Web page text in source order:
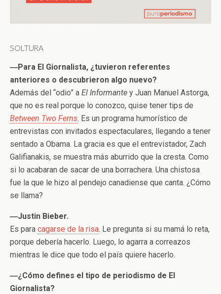
SOLTURA
―Para El Giornalista, ¿tuvieron referentes
anteriores o descubrieron algo nuevo?
Además del “odio” a El Informante y Juan Manuel Astorga,
que no es real porque lo conozco, quise tener tips de
Between Two Ferns. Es un programa humorístico de
entrevistas con invitados espectaculares, llegando a tener
sentado a Obama. La gracia es que el entrevistador, Zach
Galifianakis, se muestra más aburrido que la cresta. Como
si lo acabaran de sacar de una borrachera. Una chistosa
fue la que le hizo al pendejo canadiense que canta. ¿Cómo
se llama?
―Justin Bieber.
Es para cagarse de la risa. Le pregunta si su mamá lo reta,
porque debería hacerlo. Luego, lo agarra a correazos
mientras le dice que todo el país quiere hacerlo.
―¿Cómo defines el tipo de periodismo de El
Giornalista?